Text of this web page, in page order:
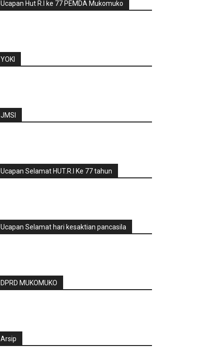
Ucapan Hut R.I ke 77 PEMDA Mukomuko
YOKI
JMSI
Ucapan Selamat HUT.R.I Ke 77 tahun
Ucapan Selamat hari kesaktian pancasila
DPRD MUKOMUKO
Arsip